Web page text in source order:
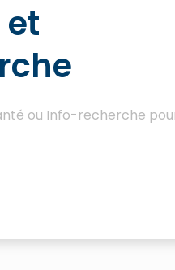
et
ou Info-recherche